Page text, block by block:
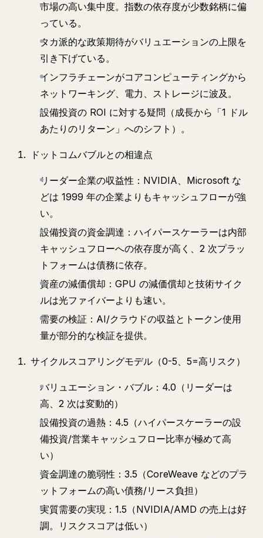
市場の高い集中度。指数の依存度が少数銘柄に偏
っている。
タカ派的な政策期待がバリュエーションの上限を
引き下げている。
インフラチェーンがコアコンピューティングから
ネットワーキング、電力、ストレージに波及。
設備投資の ROI に対する疑問（成長から「1 ドル
あたりのリターン」へのシフト）。
ドットコムバブルとの相違点
リーダー企業の収益性：NVIDIA、Microsoft な
どは 1999 年の企業よりもキャッシュフローが強
い。
設備投資の資金調達：ハイパースケーラーは内部
キャッシュフローへの依存度が高く、2 次プラッ
トフォームは債務に依存。
資産の減価償却：GPU の減価償却と技術サイク
ルは光ファイバーよりも速い。
需要の検証：AI/クラウドの収益とトークン使用
量が部分的な検証を提供。
サイクルスコアリングモデル（0-5、5=高リスク）
バリュエーション・バブル：4.0（リーダーは
高、2 次は変動的）
設備投資の過熱：4.5（ハイパースケーラーの設
備投資/営業キャッシュフロー比率が極めて高
い）
資金調達の脆弱性：3.5（CoreWeave などのプラ
ットフォームの高い債務/リース負担）
実質需要の実現：1.5（NVIDIA/AMD の売上は好
調。リスクスコアは低い）